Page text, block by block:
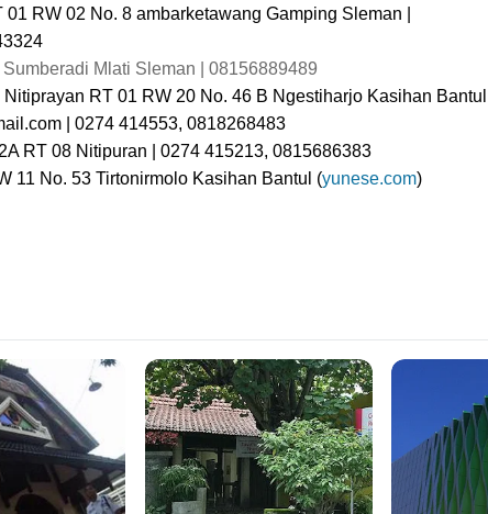
01 RW 02 No. 8 ambarketawang Gamping Sleman |
Sumberadi Mlati Sleman | 08156889489
| Nitiprayan RT 01 RW 20 No. 46 B Ngestiharjo Kasihan Bantul |
| 0274 414553, 0818268483
RT 08 Nitipuran | 0274 415213, 0815686383
11 No. 53 Tirtonirmolo Kasihan Bantul (yunese.com)